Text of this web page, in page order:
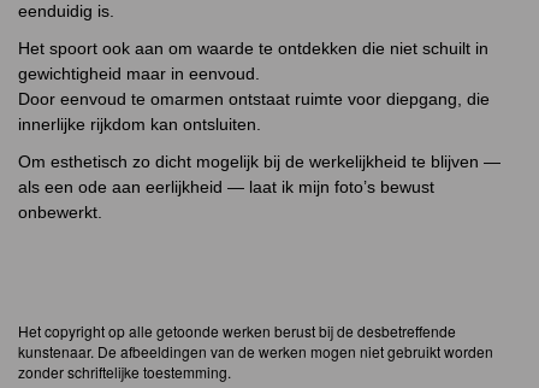
eenduidig is.
Het spoort ook aan om waarde te ontdekken die niet schuilt in
gewichtigheid maar in eenvoud.
Door eenvoud te omarmen ontstaat ruimte voor diepgang, die
innerlijke rijkdom kan ontsluiten.
Om esthetisch zo dicht mogelijk bij de werkelijkheid te blijven —
als een ode aan eerlijkheid — laat ik mijn foto’s bewust
onbewerkt.
Het copyright op alle getoonde werken berust bij de desbetreffende
kunstenaar. De afbeeldingen van de werken mogen niet gebruikt worden
zonder schriftelijke toestemming.